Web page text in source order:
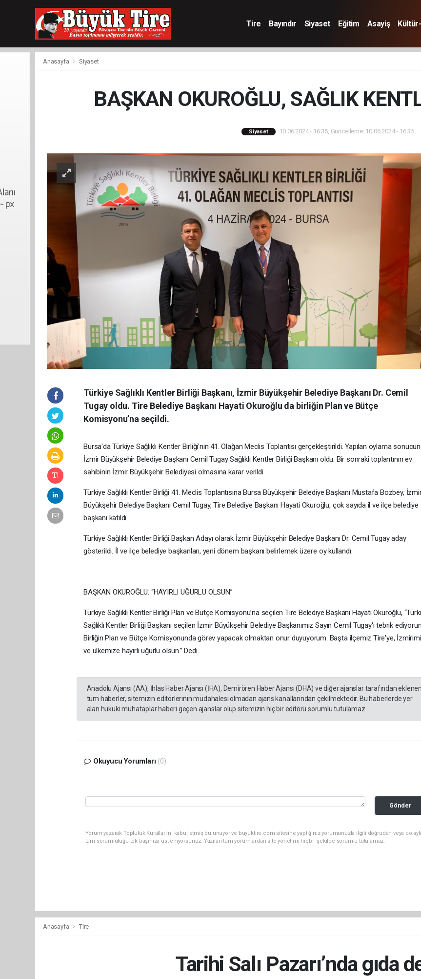
Tire Bayındır Siyaset Eğitim Asayiş
Anasayfa Siyaset
BAŞKAN OKUROĞLU, SAĞLIK
Siyaset 10.06.2024 - 16:35, Güncelleme: 10.06.2024 - 16:35
Türkiye Sağlıklı Kentler Birliği Başkanı, İzmir Büyükşehir Belediye Başkanı Dr. Cemil
Tugay oldu. Tire Belediye Başkanı Hayati Okuroğlu da birliğin Plan ve Bütçe
Komisyonu’na seçildi.
Bursa'da Türkiye Sağlıklı Kentler Birliği'nin 41. Olağan Meclis Toplantısı gerçekleştirildi. Yapılan oylama
İzmir Büyükşehir Belediye Başkanı Cemil Tugay Sağlıklı Kentler Birliği Başkanı oldu. Bir sonraki toplantının ev
sahibinin İzmir Büyükşehir Belediyesi olmasına karar verildi.
Türkiye Sağlıklı Kentler Birliği 41. Meclis Toplantısına Bursa Büyükşehir Belediye Başkanı Mustafa Bozbey,
Büyükşehir Belediye Başkanı Cemil Tugay, Tire Belediye Başkanı Hayati Okuroğlu, çok sayıda il ve ilçe belediye
başkanı katıldı.
Türkiye Sağlıklı Kentler Birliği Başkan Adayı olarak İzmir Büyükşehir Belediye Başkanı Dr. Cemil Tugay aday
gösterildi. İl ve ilçe belediye başkanları, yeni dönem başkanı belirlemek üzere oy kullandı.
BAŞKAN OKUROĞLU: “HAYIRLI UĞURLU OLSUN”
Türkiye Sağlıklı Kentler Birliği Plan ve Bütçe Komisyonu’na seçilen Tire Belediye Başkanı Hayati Okuroğlu,
Sağlıklı Kentler Birliği Başkanı seçilen İzmir Büyükşehir Belediye Başkanımız Sayın Cemil Tugay'ı tebrik
Birliğin Plan ve Bütçe Komisyonunda görev yapacak olmaktan onur duyuyorum. Başta ilçemiz Tire'ye,
ve ülkemize hayırlı uğurlu olsun.” Dedi.
Anadolu Ajansı (AA), İhlas Haber Ajansı (İHA), Demirören Haber Ajansı (DHA) ve diğer ajanslar tarafından eklenen
tüm haberler, sitemizin editörlerinin müdahalesi olmadan ajans kanallarından çekilmektedir. Bu haberlerde yer
alan hukuki muhataplar haberi geçen ajanslar olup sitemizin hiç bir editörü sorumlu tutulamaz...
Okuyucu Yorumları (0)
Gönder
Yorum yazarak Topluluk Kuralları’nı kabul etmiş bulunuyor ve buyuktire.com sitesine yaptığınız yorumunuzla ilgili doğrudan veya dolaylı
tüm sorumluluğu tek başınıza üstleniyorsunuz. Yazılan tüm yorumlardan site yönetimi hiçbir şekilde sorumlu tutulamaz.
Anasayfa Tire
Tarihi Salı Pazarı’nda gıda